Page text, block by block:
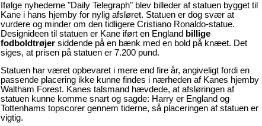
Ifølge nyhederne "Daily Telegraph" blev billeder af statuen bygget til
Kane i hans hjemby for nylig afsløret. Statuen er dog svær at
vurdere og minder om den tidligere Cristiano Ronaldo-statue.
Designideen til statuen er Kane iført en England billige
fodboldtrøjer siddende på en bænk med en bold på knæet. Det
siges, at prisen på statuen er 7.200 pund.
Statuen har været opbevaret i mere end fire år, angiveligt fordi en
passende placering ikke kunne findes i nærheden af Kanes hjemby
Waltham Forest. Kanes talsmand hævdede, at afsløringen af
statuen kunne komme snart og sagde: Harry er England og
Tottenhams topscorer gennem tiderne, så placeringen af statuen er
vigtig.